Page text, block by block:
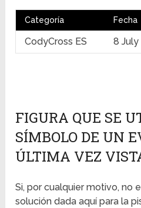
Categoría Fecha
CodyCross ES 8 July
FIGURA QUE SE
SÍMBOLO DE UN
ÚLTIMA VEZ
Si, por cualquier motivo, no
solución dada aquí para la